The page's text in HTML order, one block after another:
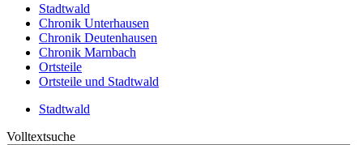
Stadtwald
Chronik Unterhausen
Chronik Deutenhausen
Chronik Marnbach
Ortsteile
Ortsteile und Stadtwald
Stadtwald
Volltextsuche